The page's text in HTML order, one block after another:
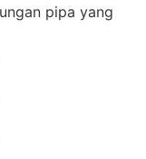
pipa yang